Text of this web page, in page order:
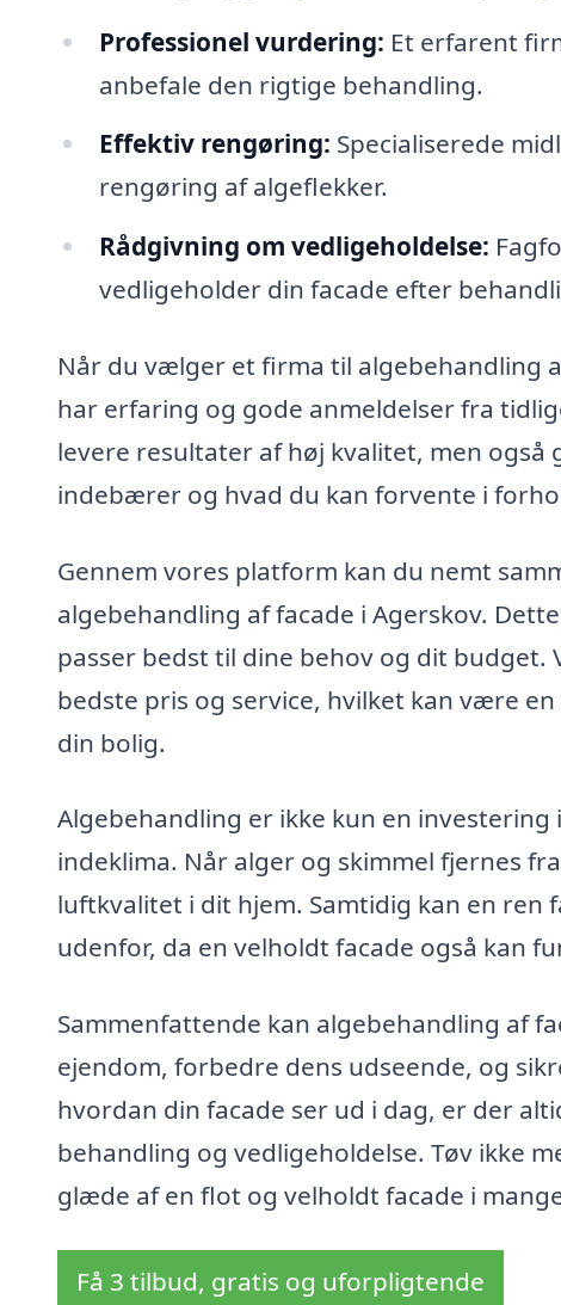
Professionel vurdering: Et erfarent
anbefale den rigtige behandling.
Effektiv rengøring: Specialiserede
rengøring af algeflekker.
Rådgivning om vedligeholdelse:
vedligeholder din facade efter
Når du vælger et firma til algebehandling
har erfaring og gode anmeldelser fra
levere resultater af høj kvalitet, men også
indebærer og hvad du kan forvente i
Gennem vores platform kan du nemt
algebehandling af facade i Agerskov.
passer bedst til dine behov og dit
bedste pris og service, hvilket kan være
din bolig.
Algebehandling er ikke kun en
indeklima. Når alger og skimmel fjernes
luftkvalitet i dit hjem. Samtidig kan en ren
udenfor, da en velholdt facade også kan
Sammenfattende kan algebehandling af
ejendom, forbedre dens udseende, og
hvordan din facade ser ud i dag, er der
behandling og vedligeholdelse. Tøv ikke
glæde af en flot og velholdt facade i
Få 3 tilbud, gratis og uforpligtende